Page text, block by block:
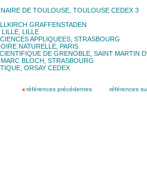
DE TOULOUSE, TOULOUSE CEDEX 3
GRAFFENSTADEN
LILLE
APPLIQUEES, STRASBOURG
NATURELLE, PARIS
DE GRENOBLE, SAINT MARTIN
BLOCH, STRASBOURG
ORSAY CEDEX
références précédentes références